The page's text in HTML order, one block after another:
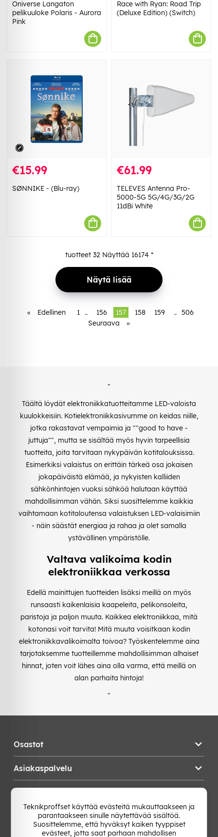
Oniverse Langaton
pelikuuloke Polaris - Aurora
Pink
Race with Ryan: Road Trip
(Deluxe Edition) (Switch)
€15.99
SØNNIKE - (Blu-ray)
€61.99
TELEVES Antenna Pro-
5000-5G 5G/4G/3G/2G
11dBi White
tuotteet 32Näyttää 16174 *
Näytä lisää
« Edellinen 1 .. 156 157 158 159 .. 506
Seuraava
»
"
Täältä löydät elektroniikkatuotteitamme LED-valoista
kuulokkeisiin. Kotielektroniikkasivumme on keidas niille,
jotka rakastavat vempaimia ja ""good to have -
juttuja"", mutta se sisältää myös hyvin tarpeellisia
tuotteita, joita tarvitaan nykypäivän kotitalouksissa.
Esimerkiksi valaistus on erittäin tärkeä osa jokaisen
jokapäiväistä elämää, ja nykyisten kalliiden
sähkönhintojen vuoksi sähköä halutaan käyttää
mahdollisimman vähän. Siksi suosittelemme kaikkia
vaihtamaan kotitaloutensa valaistuksen LED-valaisimiin
- näin säästät energiaa ja rahaa ja olet samalla
ystävällinen ympäristölle.
Valtava valikoima kodin
elektroniikkaa verkossa
Edellä mainittujen tuotteiden lisäksi meillä on myös
runsaasti kaikenlaisia kaapeleita, pelikonsoleita,
paristoja ja paljon muuta. Kaikkea elektroniikkaa, mitä
kotonasi voit tarvita! Mitä muuta voisitkaan kodin
elektroniikkavalikoimalta toivoa? Työskentelemme aina
tarjotaksemme tuotteillemme mahdollisimman alhaiset
hinnat, joten voit lähes aina olla varma, että meillä on
alan parhaita hintoja!
"
Osastot
Asiakaspalvelu
Vaihda Maa
Teknikproffset käyttää evästeitä mukauttaakseen ja
parantaakseen sinulle näytettävää sisältöä.
Suosittelemme, että hyväksyt kaiken tyyppiset
evästeet, jotta saat parhaan mahdollisen